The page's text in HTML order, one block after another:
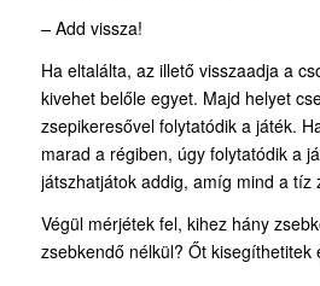
– Add vissza!
Ha eltalálta, az illető visszaadja a
kivehet belőle egyet. Majd helyet
zsepikeresővel folytatódik a játék.
marad a régiben, úgy folytatódik a
játszhatjátok addig, amíg mind a tíz
Végül mérjétek fel, kihez hány
zsebkendő nélkül? Őt kisegíthetitek